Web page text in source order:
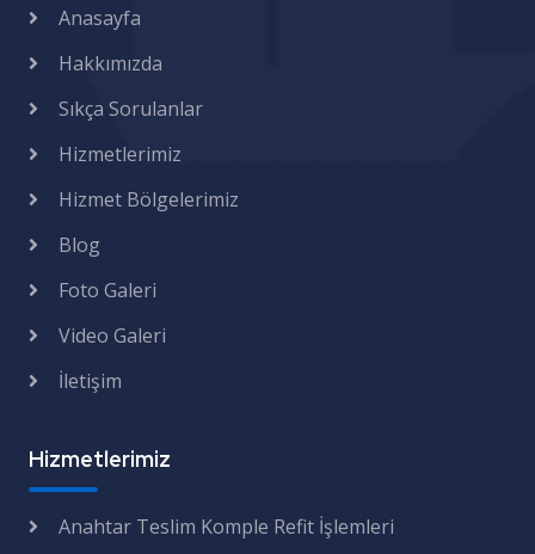
Anasayfa
Hakkımızda
Sıkça Sorulanlar
Hizmetlerimiz
Hizmet Bölgelerimiz
Blog
Foto Galeri
Video Galeri
İletişim
Hizmetlerimiz
Anahtar Teslim Komple Refit İşlemleri